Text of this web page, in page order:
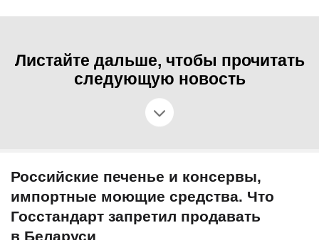
Листайте дальше, чтобы прочитать
следующую новость